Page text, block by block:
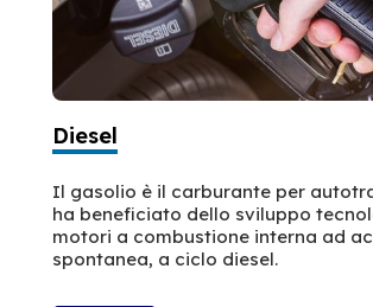
Diesel
Il gasolio è il carburante per
ha beneficiato dello sviluppo
motori a combustione interna ad
spontanea, a ciclo diesel.